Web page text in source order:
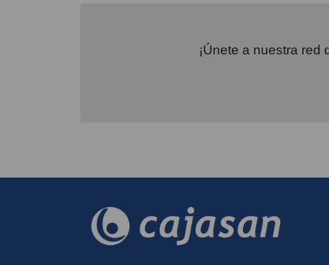
¡Únete a nuestra